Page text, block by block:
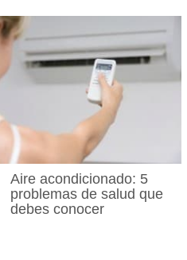
Aire acondicionado: 5
problemas de salud que
debes conocer